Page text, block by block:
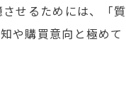
せるためには、「質
や購買意向と極めて